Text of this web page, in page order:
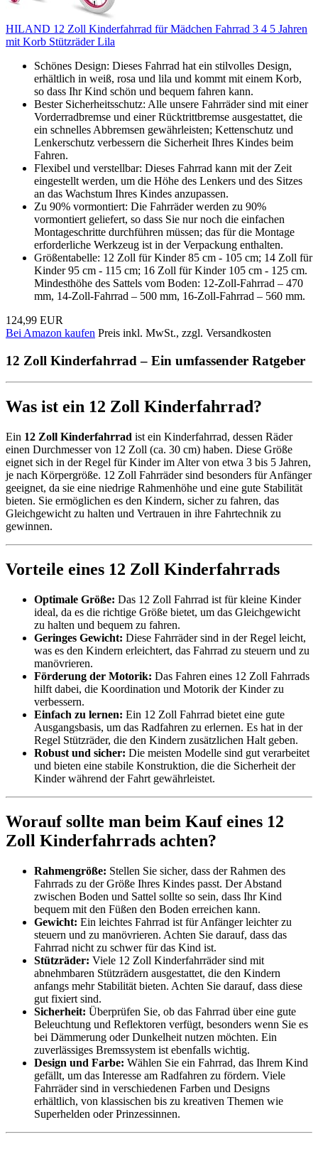
HILAND 12 Zoll Kinderfahrrad für Mädchen Fahrrad 3 4 5 Jahren
mit Korb Stützräder Lila
Schönes Design: Dieses Fahrrad hat ein stilvolles Design,
erhältlich in weiß, rosa und lila und kommt mit einem Korb,
so dass Ihr Kind schön und bequem fahren kann.
Bester Sicherheitsschutz: Alle unsere Fahrräder sind mit einer
Vorderradbremse und einer Rücktrittbremse ausgestattet, die
ein schnelles Abbremsen gewährleisten; Kettenschutz und
Lenkerschutz verbessern die Sicherheit Ihres Kindes beim
Fahren.
Flexibel und verstellbar: Dieses Fahrrad kann mit der Zeit
eingestellt werden, um die Höhe des Lenkers und des Sitzes
an das Wachstum Ihres Kindes anzupassen.
Zu 90% vormontiert: Die Fahrräder werden zu 90%
vormontiert geliefert, so dass Sie nur noch die einfachen
Montageschritte durchführen müssen; das für die Montage
erforderliche Werkzeug ist in der Verpackung enthalten.
Größentabelle: 12 Zoll für Kinder 85 cm - 105 cm; 14 Zoll für
Kinder 95 cm - 115 cm; 16 Zoll für Kinder 105 cm - 125 cm.
Mindesthöhe des Sattels vom Boden: 12-Zoll-Fahrrad – 470
mm, 14-Zoll-Fahrrad – 500 mm, 16-Zoll-Fahrrad – 560 mm.
124,99 EUR
Bei Amazon kaufen Preis inkl. MwSt., zzgl. Versandkosten
12 Zoll Kinderfahrrad – Ein umfassender Ratgeber
Was ist ein 12 Zoll Kinderfahrrad?
Ein 12 Zoll Kinderfahrrad ist ein Kinderfahrrad, dessen Räder
einen Durchmesser von 12 Zoll (ca. 30 cm) haben. Diese Größe
eignet sich in der Regel für Kinder im Alter von etwa 3 bis 5 Jahren,
je nach Körpergröße. 12 Zoll Fahrräder sind besonders für Anfänger
geeignet, da sie eine niedrige Rahmenhöhe und eine gute Stabilität
bieten. Sie ermöglichen es den Kindern, sicher zu fahren, das
Gleichgewicht zu halten und Vertrauen in ihre Fahrtechnik zu
gewinnen.
Vorteile eines 12 Zoll Kinderfahrrads
Optimale Größe: Das 12 Zoll Fahrrad ist für kleine Kinder
ideal, da es die richtige Größe bietet, um das Gleichgewicht
zu halten und bequem zu fahren.
Geringes Gewicht: Diese Fahrräder sind in der Regel leicht,
was es den Kindern erleichtert, das Fahrrad zu steuern und zu
manövrieren.
Förderung der Motorik: Das Fahren eines 12 Zoll Fahrrads
hilft dabei, die Koordination und Motorik der Kinder zu
verbessern.
Einfach zu lernen: Ein 12 Zoll Fahrrad bietet eine gute
Ausgangsbasis, um das Radfahren zu erlernen. Es hat in der
Regel Stützräder, die den Kindern zusätzlichen Halt geben.
Robust und sicher: Die meisten Modelle sind gut verarbeitet
und bieten eine stabile Konstruktion, die die Sicherheit der
Kinder während der Fahrt gewährleistet.
Worauf sollte man beim Kauf eines 12
Zoll Kinderfahrrads achten?
Rahmengröße: Stellen Sie sicher, dass der Rahmen des
Fahrrads zu der Größe Ihres Kindes passt. Der Abstand
zwischen Boden und Sattel sollte so sein, dass Ihr Kind
bequem mit den Füßen den Boden erreichen kann.
Gewicht: Ein leichtes Fahrrad ist für Anfänger leichter zu
steuern und zu manövrieren. Achten Sie darauf, dass das
Fahrrad nicht zu schwer für das Kind ist.
Stützräder: Viele 12 Zoll Kinderfahrräder sind mit
abnehmbaren Stützrädern ausgestattet, die den Kindern
anfangs mehr Stabilität bieten. Achten Sie darauf, dass diese
gut fixiert sind.
Sicherheit: Überprüfen Sie, ob das Fahrrad über eine gute
Beleuchtung und Reflektoren verfügt, besonders wenn Sie es
bei Dämmerung oder Dunkelheit nutzen möchten. Ein
zuverlässiges Bremssystem ist ebenfalls wichtig.
Design und Farbe: Wählen Sie ein Fahrrad, das Ihrem Kind
gefällt, um das Interesse am Radfahren zu fördern. Viele
Fahrräder sind in verschiedenen Farben und Designs
erhältlich, von klassischen bis zu kreativen Themen wie
Superhelden oder Prinzessinnen.